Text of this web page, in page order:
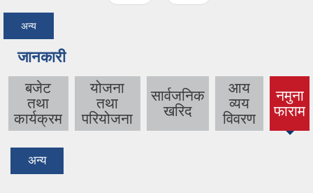
अन्य
जानकारी
बजेट
तथा
कार्यक्रम
योजना
तथा
परियोजना
सार्वजनिक
खरिद
आय
व्यय
विवरण
नमुना
फाराम
(active
अन्य